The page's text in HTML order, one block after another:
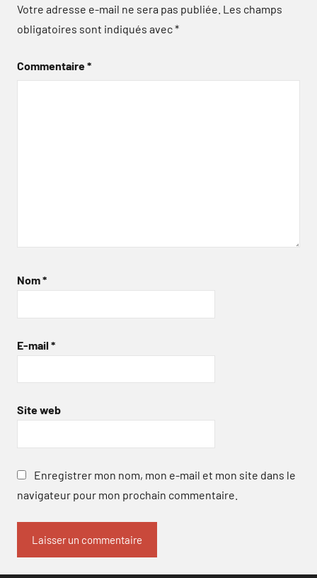
Votre adresse e-mail ne sera pas publiée. Les champs
obligatoires sont indiqués avec*
Commentaire*
Nom*
E-mail *
Site web
Enregistrer mon nom, mon e-mail et mon site dans le
navigateur pour mon prochain commentaire.